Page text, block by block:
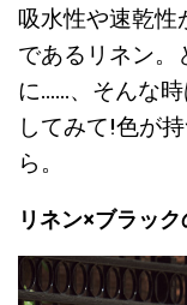
吸水性や速乾性
であるリネン
に……、そんな
してみて!色が
ら。
リネン×ブラッ